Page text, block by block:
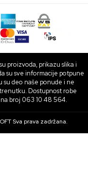
proizvoda, prikazu slika i
su sve informacije potpune
su deo naše ponude i ne
Dostupnost robe
broj 063 10 48 564.
Sva prava zadržana.